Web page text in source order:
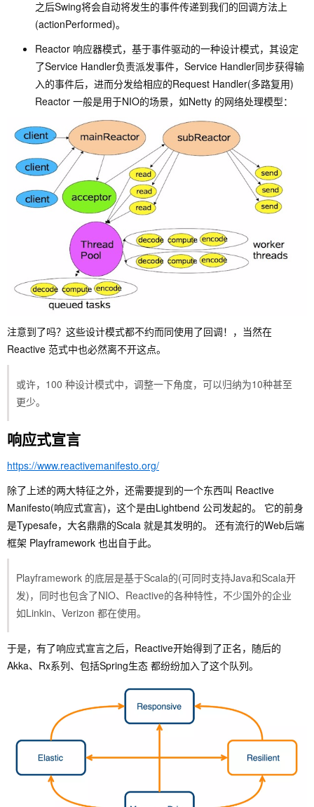
之后Swing将会自动将发生的事件传递到我们的回调方法上
(actionPerformed)。
Reactor 响应器模式，基于事件驱动的一种设计模式，其设定
了Service Handler负责派发事件，Service Handler同步获得输
入的事件后，进而分发给相应的Request Handler(多路复用)
Reactor 一般是用于NIO的场景，如Netty 的网络处理模型：
注意到了吗？这些设计模式都不约而同使用了回调！，当然在
Reactive 范式中也必然离不开这点。
或许，100 种设计模式中，调整一下角度，可以归纳为10种甚至
更少。
响应式宣言
https://www.reactivemanifesto.org/
除了上述的两大特征之外，还需要提到的一个东西叫 Reactive
Manifesto(响应式宣言)，这个是由Lightbend 公司发起的。 它的前身
是Typesafe，大名鼎鼎的Scala 就是其发明的。 还有流行的Web后端
框架 Playframework 也出自于此。
Playframework 的底层是基于Scala的(可同时支持Java和Scala开
发)，同时也包含了NIO、Reactive的各种特性，不少国外的企业
如Linkin、Verizon 都在使用。
于是，有了响应式宣言之后，Reactive开始得到了正名，随后的
Akka、Rx系列、包括Spring生态 都纷纷加入了这个队列。